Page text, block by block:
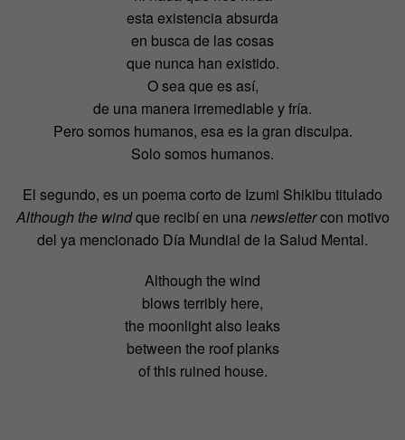
esta existencia absurda
en busca de las cosas
que nunca han existido.
O sea que es así,
de una manera irremediable y fría.
Pero somos humanos, esa es la gran disculpa.
Solo somos humanos.
El segundo, es un poema corto de Izumi Shikibu titulado
Although the windque recibí en una newslettercon motivo
del ya mencionado Día Mundial de la Salud Mental.
Although the wind
blows terribly here,
the moonlight also leaks
between the roof planks
of this ruined house.